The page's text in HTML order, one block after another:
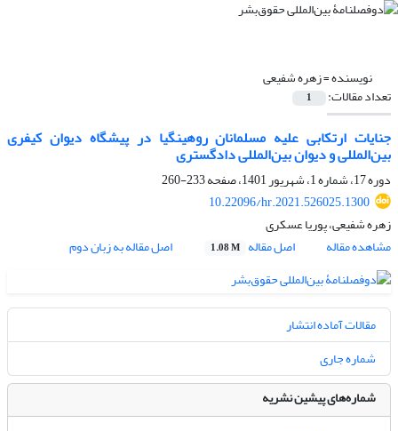
نویسنده =زهره شفیعی
تعداد مقالات: 1
جنایات ارتکابی علیه مسلمانان روهینگیا در پیشگاه دیوان کیفری
بین‌المللی و دیوان بین‌المللی دادگستری
دوره 17، شماره 1، شهریور 1401، صفحه
233-260
10.22096/hr.2021.526025.1300
زهره شفیعی، پوریا عسکری
مشاهده مقاله
اصل مقاله 1.08 M اصل مقاله به زبان دوم
مقالات آماده انتشار
شماره جاری
شماره‌های پیشین نشریه